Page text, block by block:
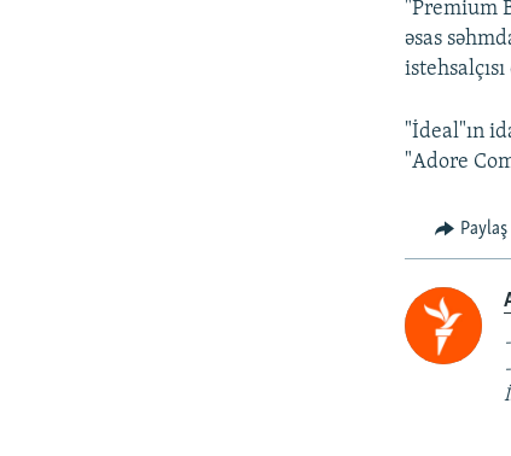
"Premium
əsas
"İdeal"ın
"Adore
Paylaş